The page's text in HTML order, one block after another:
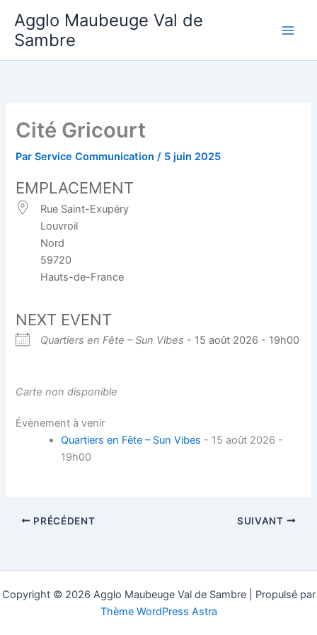
contenu
Agglo Maubeuge Val de
Sambre
Cité Gricourt
ParService Communication/ 5 juin 2025
EMPLACEMENT
Rue Saint-Exupéry
Louvroil
Nord
59720
Hauts-de-France
NEXT EVENT
Quartiers en Fête – Sun Vibes - 15 août 2026 - 19h00
Carte non disponible
Évènement à venir
Quartiers en Fête – Sun Vibes - 15 août 2026 -
19h00
PRÉCÉDENT SUIVANT
Copyright © 2026 Agglo Maubeuge Val de Sambre | Propulsé par
Thème WordPress Astra